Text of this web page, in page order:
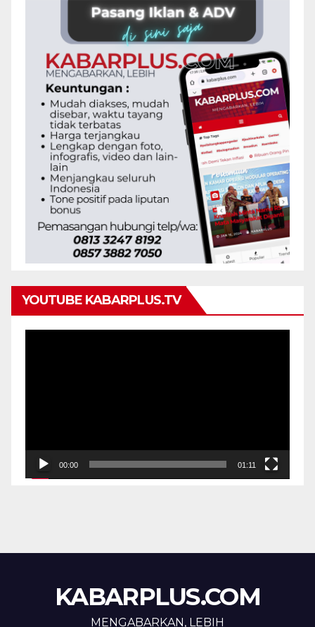
YOUTUBE KABARPLUS.TV
00:00 01:11
KABARPLUS.COM
MENGABARKAN, LEBIH